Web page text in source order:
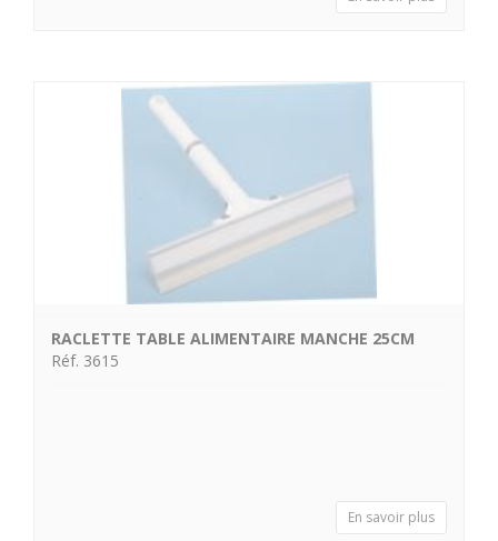
RACLETTE TABLE ALIMENTAIRE MANCHE 25CM
Réf. 3615
En savoir plus